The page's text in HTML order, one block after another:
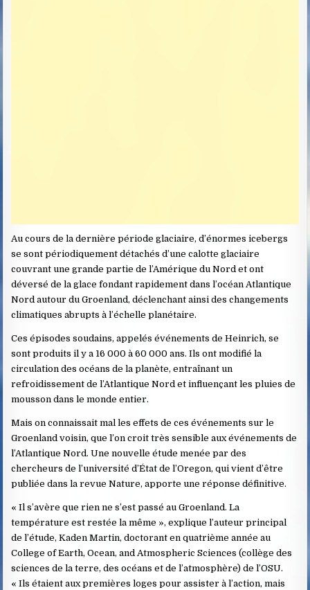
Au cours de la dernière période glaciaire, d’énormes icebergs
se sont périodiquement détachés d’une calotte glaciaire
couvrant une grande partie de l’Amérique du Nord et ont
déversé de la glace fondant rapidement dans l’océan Atlantique
Nord autour du Groenland, déclenchant ainsi des changements
climatiques abrupts à l’échelle planétaire.
Ces épisodes soudains, appelés événements de Heinrich, se
sont produits il y a 16 000 à 60 000 ans. Ils ont modifié la
circulation des océans de la planète, entraînant un
refroidissement de l’Atlantique Nord et influençant les pluies de
mousson dans le monde entier.
Mais on connaissait mal les effets de ces événements sur le
Groenland voisin, que l’on croit très sensible aux événements de
l’Atlantique Nord. Une nouvelle étude menée par des
chercheurs de l’université d’État de l’Oregon, qui vient d’être
publiée dans la revue Nature, apporte une réponse définitive.
« Il s’avère que rien ne s’est passé au Groenland. La
température est restée la même », explique l’auteur principal
de l’étude, Kaden Martin, doctorant en quatrième année au
College of Earth, Ocean, and Atmospheric Sciences (collège des
sciences de la terre, des océans et de l’atmosphère) de l’OSU.
« Ils étaient aux premières loges pour assister à l’action, mais